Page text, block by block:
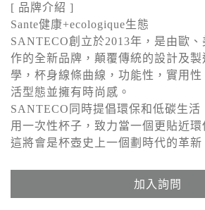
[ 品牌介紹 ]
Sante健康+ecologique生態
SANTECO創立於2013年，是由歐
作的全新品牌，顛覆傳統的設計及
學，杯身線條曲線，功能性，實用
活型態並擁有時尚感。
SANTECO同時提倡環保和低碳生活
用一次性杯子，致力當一個更貼近環
這將會是杯壺史上一個劃時代的革新
加入詢問